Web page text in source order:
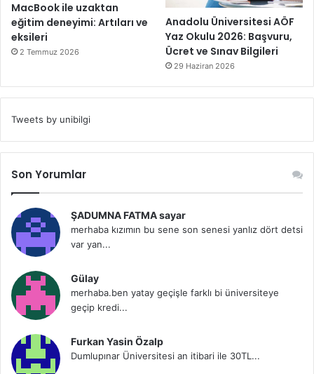
MacBook ile uzaktan
eğitim deneyimi: Artıları ve
eksileri
2 Temmuz 2026
Anadolu Üniversitesi AÖF
Yaz Okulu 2026: Başvuru,
Ücret ve Sınav Bilgileri
29 Haziran 2026
Tweets by unibilgi
Son Yorumlar
ŞADUMNA FATMA sayar
merhaba kızımın bu sene son senesi yanlız dört detsi
var yan...
Gülay
merhaba.ben yatay geçişle farklı bi üniversiteye
geçip kredi...
Furkan Yasin Özalp
Dumlupınar Üniversitesi an itibari ile 30TL...